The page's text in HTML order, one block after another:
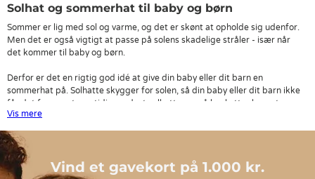
Solhat og sommerhat til baby og børn
Sommer er lig med sol og varme, og det er skønt at opholde sig udenfor.
Men det er også vigtigt at passe på solens skadelige stråler - især når
det kommer til baby og børn.
Derfor er det en rigtig god idé at give din baby eller dit barn en
sommerhat på. Solhatte skygger for solen, så din baby eller dit barn ikke
får det for varmt samtidig med, at solhatten også beskytter barnets
sarte hud for solens skadelige UV-stråler.
Her på siden finder du et stort udvalg af solhatte, sommerhatte og
bøllehatte
naturligvis også, at der er en sommerhat, som falder i din og dit barns
Vis mere
Vind et gavekort på 1.000 kr.